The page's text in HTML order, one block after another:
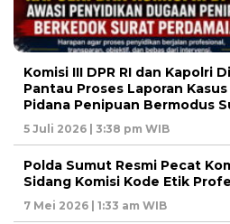
Komisi III DPR RI dan Kapolri
Pantau Proses Laporan
Pidana Penipuan Bermodus
5 Juli 2026 | 3:38 pm WIB
Polda Sumut Resmi Pecat
Sidang Komisi Kode Etik
7 Mei 2026 | 1:33 am WIB